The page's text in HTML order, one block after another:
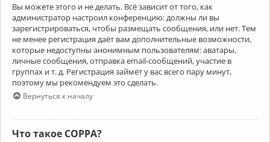
Вы можете этого и не делать. Всё зависит от того, как
администратор настроил конференцию: должны ли вы
зарегистрироваться, чтобы размещать сообщения, или нет. Тем
не менее регистрация даёт вам дополнительные возможности,
которые недоступны анонимным пользователям: аватары,
личные сообщения, отправка email-сообщений, участие в
группах и т. д. Регистрация займёт у вас всего пару минут,
поэтому мы рекомендуем это сделать.
Вернуться к началу
Что такое COPPA?